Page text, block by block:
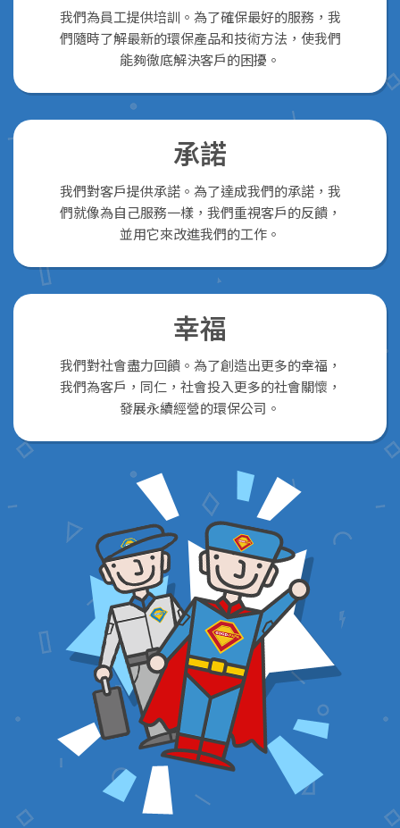
我們為員工提供培訓。為了確保最好的服務，我
們隨時了解最新的環保產品和技術方法，使我們
能夠徹底解決客戶的困擾。
承諾
我們對客戶提供承諾。為了達成我們的承諾，我
們就像為自己服務一樣，我們重視客戶的反饋，
並用它來改進我們的工作。
幸福
我們對社會盡力回饋。為了創造出更多的幸福，
我們為客戶，同仁，社會投入更多的社會關懷，
發展永續經營的環保公司。